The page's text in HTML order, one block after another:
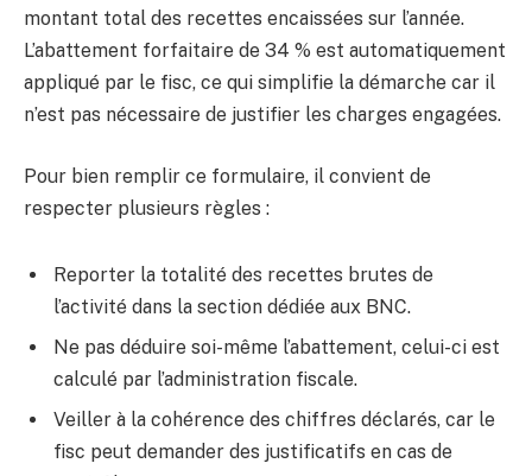
montant total des recettes encaissées sur l’année.
L’abattement forfaitaire de 34 % est automatiquement
appliqué par le fisc, ce qui simplifie la démarche car il
n’est pas nécessaire de justifier les charges engagées.
Pour bien remplir ce formulaire, il convient de
respecter plusieurs règles :
Reporter la totalité des recettes brutes de
l’activité dans la section dédiée aux BNC.
Ne pas déduire soi-même l’abattement, celui-ci est
calculé par l’administration fiscale.
Veiller à la cohérence des chiffres déclarés, car le
fisc peut demander des justificatifs en cas de